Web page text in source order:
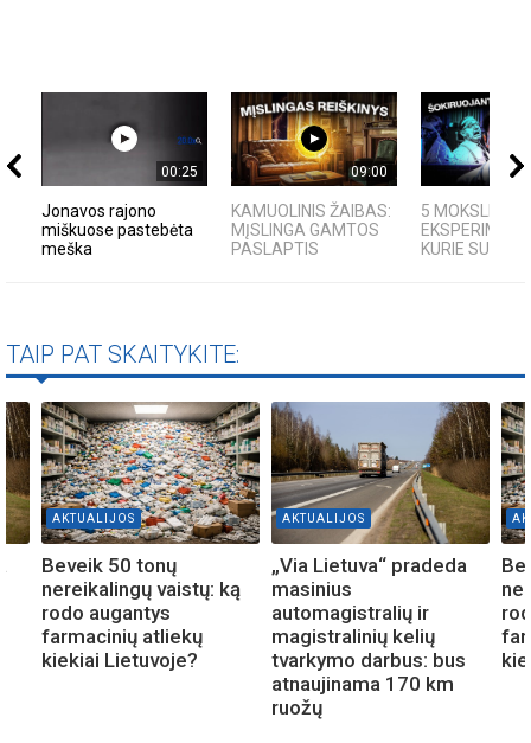
00:25
Jonavos rajono
miškuose pastebėta
meška
09:00
KAMUOLINIS ŽAIBAS:
MĮSLINGA GAMTOS
PASLAPTIS
5 MOKSLINIAI
KURIE
TAIP PAT SKAITYKITE:
AKTUALIJOS
Beveik 50 tonų
nereikalingų vaistų: ką
rodo augantys
farmacinių atliekų
kiekiai Lietuvoje?
AKTUALIJOS
„Via Lietuva“ pradeda
masinius
automagistralių ir
magistralinių kelių
tvarkymo darbus: bus
atnaujinama 170 km
ruožų